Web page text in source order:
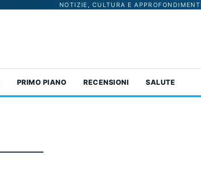
NOTIZIE, CULTURA E
PRIMO PIANO RECENSIONI SALUTE